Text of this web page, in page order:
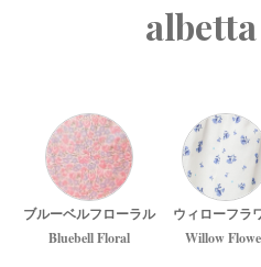
ブルーベルフローラル
Bluebell Floral
ウィローフラ
Willow